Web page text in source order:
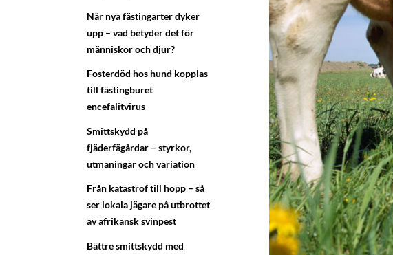
När nya fästingarter dyker
upp – vad betyder det för
människor och djur?
Fosterdöd hos hund kopplas
till fästingburet
encefalitvirus
Smittskydd på
fjäderfägårdar – styrkor,
utmaningar och variation
Från katastrof till hopp – så
ser lokala jägare på utbrottet
av afrikansk svinpest
Bättre smittskydd med